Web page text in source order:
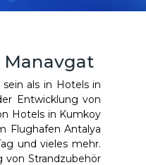
Manavgat
als in Hotels in
Entwicklung von
Hotels in Kumkoy
Flughafen Antalya
und vieles mehr.
von Strandzubehör